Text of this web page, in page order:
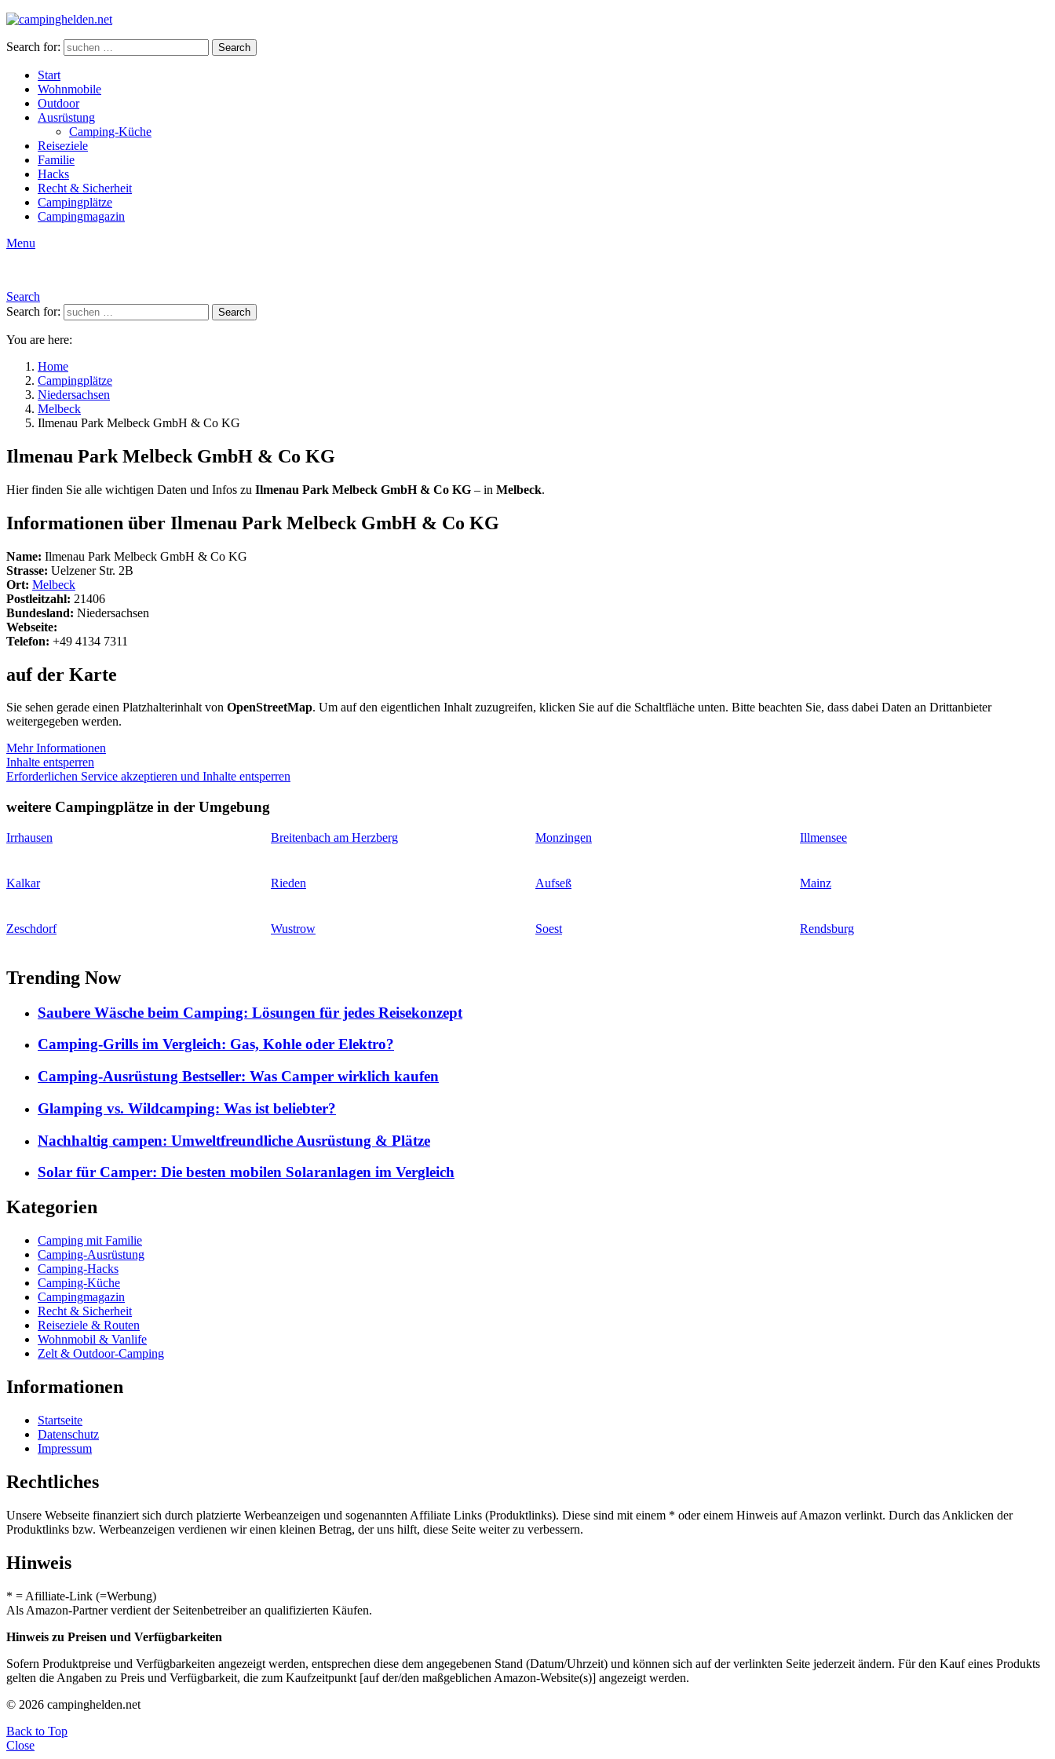
Search for: Search
Start
Wohnmobile
Outdoor
Ausrüstung
Camping-Küche
Reiseziele
Familie
Hacks
Recht & Sicherheit
Campingplätze
Campingmagazin
Menu
Search
Search for:
Search
You are here:
Home
Campingplätze
Niedersachsen
Melbeck
Ilmenau Park Melbeck GmbH & Co KG
Ilmenau Park Melbeck GmbH & Co KG
Hier finden Sie alle wichtigen Daten und Infos zu Ilmenau Park Melbeck GmbH & Co KG – in Melbeck.
Informationen über Ilmenau Park Melbeck GmbH & Co KG
Name: Ilmenau Park Melbeck GmbH & Co KG
Strasse: Uelzener Str. 2B
Ort: Melbeck
Postleitzahl: 21406
Bundesland: Niedersachsen
Webseite:
Telefon: +49 4134 7311
auf der Karte
Sie sehen gerade einen Platzhalterinhalt von OpenStreetMap. Um auf den eigentlichen Inhalt zuzugreifen, klicken Sie auf die Schaltfläche unten. Bitte beachten Sie, dass dabei Daten an Drittanbieter
weitergegeben werden.
Mehr Informationen
Inhalte entsperren
Erforderlichen Service akzeptieren und Inhalte entsperren
weitere Campingplätze in der Umgebung
Irrhausen Breitenbach am Herzberg Monzingen Illmensee
Kalkar Rieden Aufseß Mainz
Zeschdorf Wustrow Soest Rendsburg
Trending Now
Saubere Wäsche beim Camping: Lösungen für jedes Reisekonzept
Camping-Grills im Vergleich: Gas, Kohle oder Elektro?
Camping-Ausrüstung Bestseller: Was Camper wirklich kaufen
Glamping vs. Wildcamping: Was ist beliebter?
Nachhaltig campen: Umweltfreundliche Ausrüstung & Plätze
Solar für Camper: Die besten mobilen Solaranlagen im Vergleich
Kategorien
Camping mit Familie
Camping-Ausrüstung
Camping-Hacks
Camping-Küche
Campingmagazin
Recht & Sicherheit
Reiseziele & Routen
Wohnmobil & Vanlife
Zelt & Outdoor-Camping
Informationen
Startseite
Datenschutz
Impressum
Rechtliches
Unsere Webseite finanziert sich durch platzierte Werbeanzeigen und sogenannten Affiliate Links (Produktlinks). Diese sind mit einem * oder einem Hinweis auf Amazon verlinkt. Durch das Anklicken der
Produktlinks bzw. Werbeanzeigen verdienen wir einen kleinen Betrag, der uns hilft, diese Seite weiter zu verbessern.
Hinweis
* = Afilliate-Link (=Werbung)
Als Amazon-Partner verdient der Seitenbetreiber an qualifizierten Käufen.
Hinweis zu Preisen und Verfügbarkeiten
Sofern Produktpreise und Verfügbarkeiten angezeigt werden, entsprechen diese dem angegebenen Stand (Datum/Uhrzeit) und können sich auf der verlinkten Seite jederzeit ändern. Für den Kauf eines Produkts
gelten die Angaben zu Preis und Verfügbarkeit, die zum Kaufzeitpunkt [auf der/den maßgeblichen Amazon-Website(s)] angezeigt werden.
© 2026 campinghelden.net
Back to Top
Close